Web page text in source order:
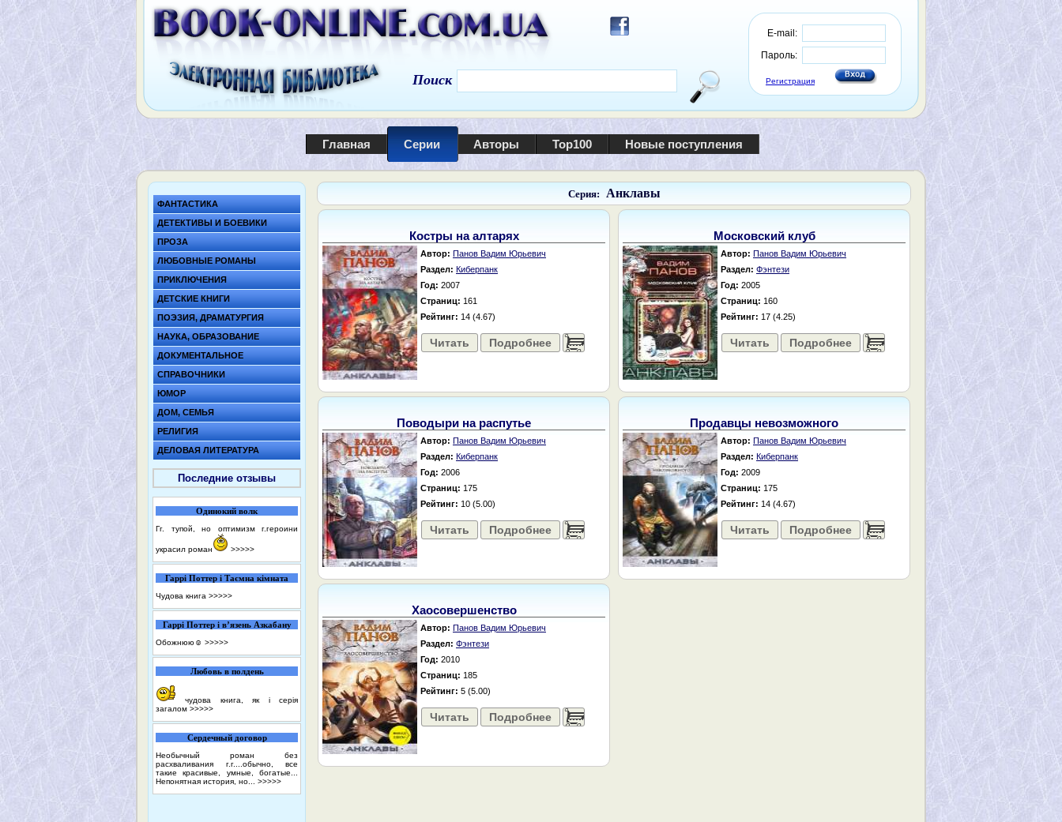
E-mail:
Пароль:
Регистрация
Поиск
Главная Серии Авторы Top100 Новые поступления
ФАНТАСТИКА
ДЕТЕКТИВЫ И БОЕВИКИ
ПРОЗА
ЛЮБОВНЫЕ РОМАНЫ
ПРИКЛЮЧЕНИЯ
ДЕТСКИЕ КНИГИ
ПОЭЗИЯ, ДРАМАТУРГИЯ
НАУКА, ОБРАЗОВАНИЕ
ДОКУМЕНТАЛЬНОЕ
СПРАВОЧНИКИ
ЮМОР
ДОМ, СЕМЬЯ
РЕЛИГИЯ
ДЕЛОВАЯ ЛИТЕРАТУРА
Последние отзывы
Одинокий волк
Гг. тупой, но оптимизм г.героини
украсил роман >>>>>
Гаррі Поттер і Таємна кімната
Чудова книга >>>>>
Гаррі Поттер і в’язень Азкабану
Обожнюю☺️ >>>>>
Любовь в полдень
чудова книга, як і серія
загалом >>>>>
Сердечный договор
Необычный роман без
расхваливания г.г....обычно, все
такие красивые, умные, богатые...
Непонятная история, но... >>>>>
Серия: Анклавы
Костры на алтарях
Автор: Панов Вадим Юрьевич
Раздел: Киберпанк
Год: 2007
Страниц: 161
Рейтинг: 14 (4.67)
Читать Подробнее ......
Московский клуб
Автор: Панов Вадим Юрьевич
Раздел: Фэнтези
Год: 2005
Страниц: 160
Рейтинг: 17 (4.25)
Читать Подробнее ......
Поводыри на распутье
Автор: Панов Вадим Юрьевич
Раздел: Киберпанк
Год: 2006
Страниц: 175
Рейтинг: 10 (5.00)
Читать Подробнее ......
Продавцы невозможного
Автор: Панов Вадим Юрьевич
Раздел: Киберпанк
Год: 2009
Страниц: 175
Рейтинг: 14 (4.67)
Читать Подробнее ......
Хаосовершенство
Автор: Панов Вадим Юрьевич
Раздел: Фэнтези
Год: 2010
Страниц: 185
Рейтинг: 5 (5.00)
Читать Подробнее ......